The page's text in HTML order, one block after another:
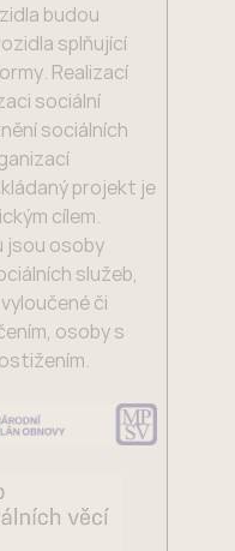
budou
splňující
Realizací
sociální
sociálních
projekt je
cílem.
jsou osoby
služeb,
či
osoby s